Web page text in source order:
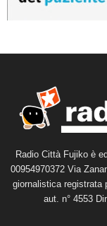
Radio Città Fujiko è
00954970372 Via
giornalistica registrata
aut. n° 4553